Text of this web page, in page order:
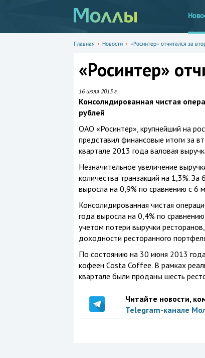
Главная Новости «Росинтер» отчитался за
«Росинтер»
16 июля 2013 г.
Консолидированная чистая
рублей
ОАО «Росинтер», крупнейший на
представил финансовые итоги за
квартале 2013 года валовая
Незначительное увеличение
количества транзакций на 1,3%.
выросла на 0,9% по сравнению с 6
Консолидированная чистая
года выросла на 0,4% по
учетом потери выручки
доходности ресторанного
По состоянию на 30 июня 2013
кофеен Costa Coffee. В рамках
квартале были проданы шесть
Читайте новости,
Telegram-канале